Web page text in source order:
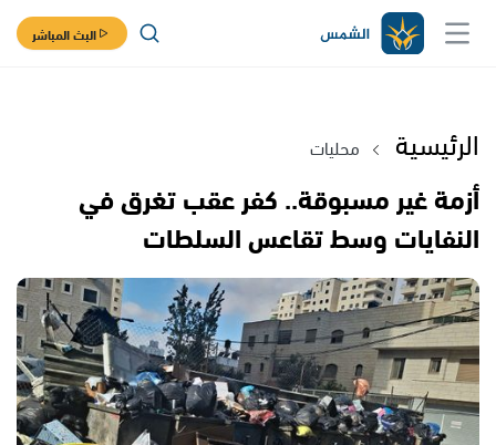
البث المباشر
الرئيسية محليات
أزمة غير مسبوقة.. كفر عقب تغرق في
النفايات وسط تقاعس السلطات